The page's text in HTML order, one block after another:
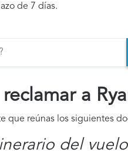
de 7 días.
a
que reúnas los siguientes
del vuelo